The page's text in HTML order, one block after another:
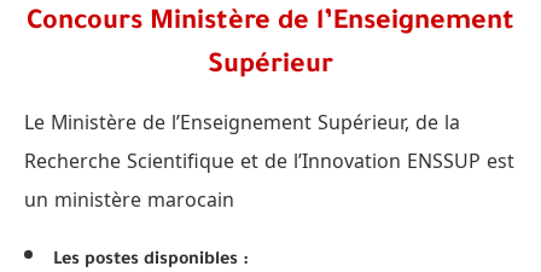
Concours Ministère de l’Enseignement
Supérieur
Le Ministère de l’Enseignement Supérieur, de la
Recherche Scientifique et de l’Innovation ENSSUP est
un ministère marocain
Les postes disponibles :